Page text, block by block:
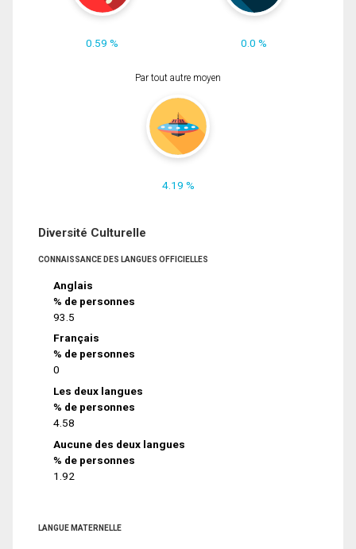
0.59 % 0.0 %
Par tout autre moyen
4.19 %
Diversité Culturelle
CONNAISSANCE DES LANGUES OFFICIELLES
Anglais
% de personnes
93.5
Français
% de personnes
0
Les deux langues
% de personnes
4.58
Aucune des deux langues
% de personnes
1.92
LANGUE MATERNELLE